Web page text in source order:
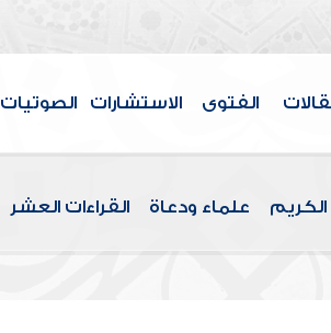
الفتوى الاستشارات الصوتيات
الكريم علماء ودعاة القراءات العشر